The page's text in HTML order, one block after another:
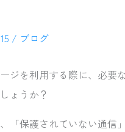
/ ブログ
ジを利用する際に、必要
ょうか？
「保護されていない通信